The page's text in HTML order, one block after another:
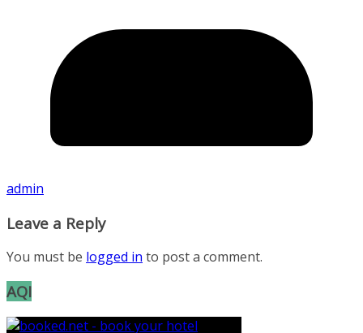
admin
Leave a Reply
You must be logged in to post a comment.
AQI